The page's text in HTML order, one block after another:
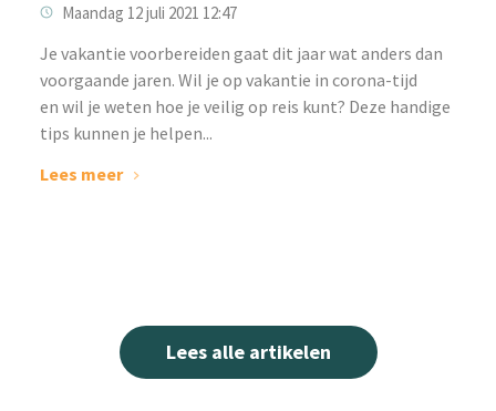
Maandag 12 juli 2021 12:47
‌Je vakantie voorbereiden gaat dit jaar wat anders dan
voorgaande jaren. Wil je op vakantie in corona-tijd
en wil je weten hoe je veilig op reis kunt? Deze handige
tips kunnen je helpen...
Lees meer
Lees alle artikelen